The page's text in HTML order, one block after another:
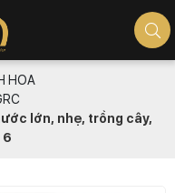
HOA
lớn, nhẹ, trồng cây,
6